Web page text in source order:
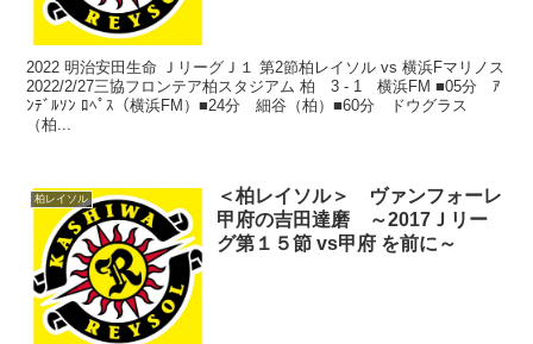
2022 明治安田生命 ＪリーグＪ１ 第2節柏レイソル vs 横浜Fマリノス
2022/2/27三協フロンテア柏スタジアム 柏 3 - 1 横浜FM ■05分 ｱ
ﾝﾃﾞﾙｿﾝ ﾛﾍﾟｽ（横浜FM）■24分 細谷（柏）■60分 ドウグラス
（柏...
柏レイソル
＜柏レイソル＞ ヴァンフォーレ
甲府の吉田達磨 ～2017Ｊリー
グ第１５節 vs甲府 を前に～